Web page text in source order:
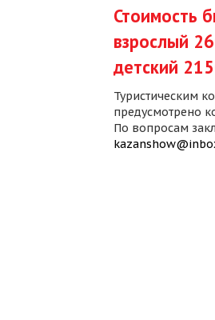
Стоимость
взрослый
детский
Туристическим
предусмотрено
По вопросам